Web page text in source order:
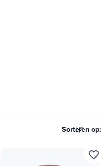
Sorteren op:
favorite_border